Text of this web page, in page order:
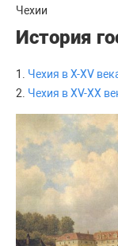
Чехии
История
1. Чехия в X-XV
2. Чехия в XV-XX